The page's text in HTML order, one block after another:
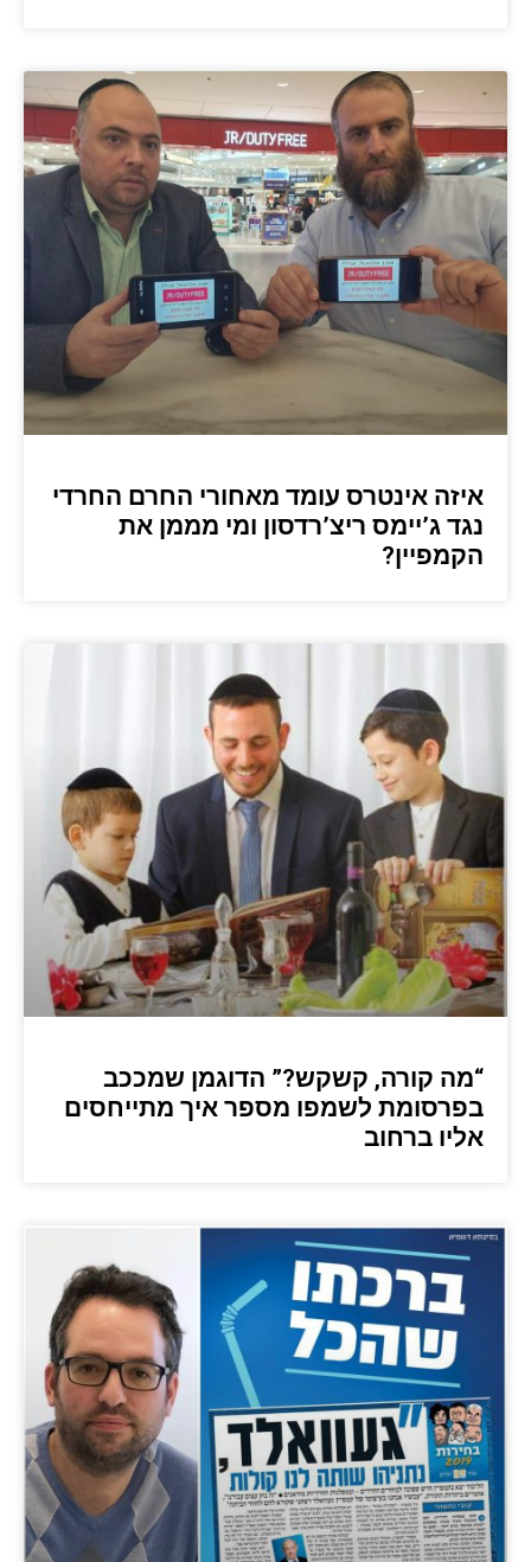
איזה אינטרס עומד מאחורי החרם החרדי
נגד ג’יימס ריצ’רדסון ומי מממן את
הקמפיין?
“מה קורה, קשקש?” הדוגמן שמככב
בפרסומת לשמפו מספר איך מתייחסים
אליו ברחוב